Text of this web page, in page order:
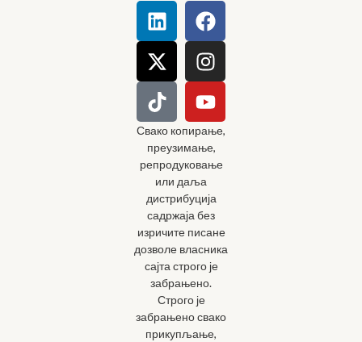
Свако копирање,
преузимање,
репродуковање
или даља
дистрибуција
садржаја без
изричите писане
дозволе власника
сајта строго је
забрањено.
Строго је
забрањено свако
прикупљање,